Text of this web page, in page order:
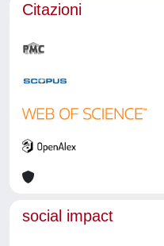
Citazioni
social impact